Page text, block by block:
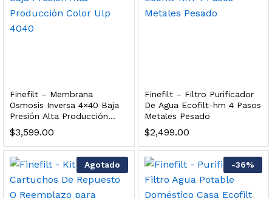
Finefilt – Membrana
Osmosis Inversa 4×40 Baja
Presión Alta Producción
Color Ulp 4040
$3,599.00
Finefilt – Filtro Purificador
De Agua Ecofilt-hm 4 Pasos
Metales Pesado
$2,499.00
Agotado -36%
L/h, con filtración Welltek WT-WFS600-4S
L/h, con filtración Welltek WT-WFS600-3S
Leer más